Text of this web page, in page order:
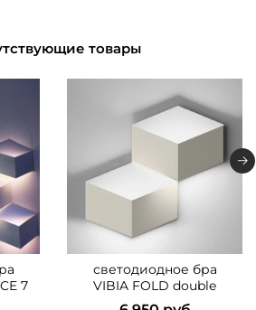
товары
7
светодиодное бра
VIBIA FOLD double